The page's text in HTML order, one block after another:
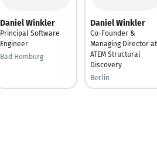
Daniel Winkler
Principal Software
Engineer
Bad Homburg
Daniel Winkler
Co-Founder &
Managing Director at
ATEM Structural
Discovery
Berlin